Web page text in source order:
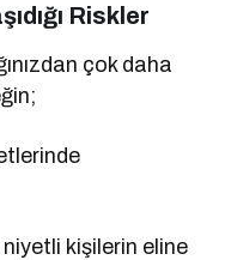
Riskler
çok daha
kişilerin eline